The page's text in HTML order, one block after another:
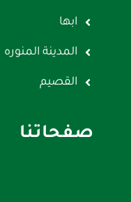
ابها
المدينة المنوره
القصيم
صفحاتنا